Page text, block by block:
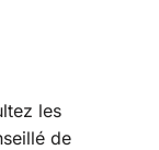
les
de